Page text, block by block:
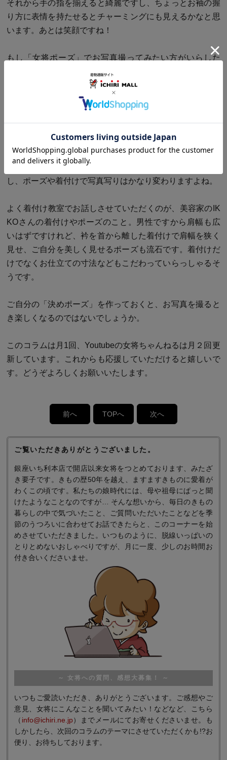
それから手の指を揃えると綺麗ですし、ちょっとお袖の握
り方に表情を持たせるとチャーミングにも見えるかなと思
います。あとは笑顔ですね！
もし「女将ポーズ」でお写真撮ってみたい方がいらした
ら、そんなところがポイントになります（笑）。
皆さん最近はスマホなどでもお写真を撮る機会が増えてい
るから、ご自分がどう撮られたらよいか、よくご存知の方
が多くなってきた気がいたします。
お顔でも、右向きか左向きかで結構違ったりします。正面
が一番いい、という方もいます。体型のこともあります
し、ポーズや着付けで写真写りはかなり変わりますよね。
よく着付け教室でお話しさせていただくのが、美容家のIK
KOさんの着付けやポーズのこと。男性ですから肩幅も広
いはずですけれど、衿を首から離した着付けで肩幅を狭く
見せ、ご自分を美しく見せるポーズも流石です。着付けだ
けでなくお仕立ての寸法などもこだわっていらっしゃるそ
うです。
ご自分の「決めポーズ」を作っておくと、お写真を撮ると
き楽しくなるのではないでしょうか。
このコラムは月1回、Youtubeの女将ちゃんねるは月２回更
新しています。これからも応援していただけると嬉しいで
す。どうぞよろしくお願いいたします。
前へ TOPへ 次へ
ご覧いただきありがとうございました。
銀座いち利本店で開店以来女将をつとめております、みたざ
き要子です。きもの歴50年を越え、ますますきものに愛着が
わくこの頃です。私たちの娘時代には、母や祖母にぱっと聞
けたようなことなのですが… そんな想いから、毎日のきもの
暮らしの中で気づいたこと、ご質問いただいたことなどを季
節のうつろいに合わせてお話できたらと、このコーナーを始
めさせていただきました。いつものように、脱線いっぱいの
とりとめないおしゃべりですが、月に一度、少しのお時間お
付き合いくださいませ。
～ 女将への質問、感想大募集！ ～
いつもご愛読いただき、ありがとうございます。ご感想やご
意見、女将にこんなことを聞いてみたい！などなど、こちら
（ info@ichiri.ne.jp）までメールにてお寄せくださいませ。も
しかしたら、次回のコラムのテーマにさせていただくかも!?お
便り、お待ちしております。